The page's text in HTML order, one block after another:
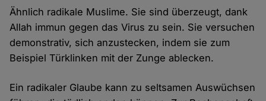
Ähnlich radikale Muslime. Sie sind überzeugt, dank
Allah immun gegen das Virus zu sein. Sie versuchen
demonstrativ, sich anzustecken, indem sie zum
Beispiel Türklinken mit der Zunge ablecken.
Ein radikaler Glaube kann zu seltsamen Auswüchsen